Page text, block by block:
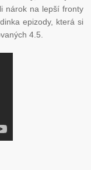
nárok na lepší fronty
epizody, která si
4.5.